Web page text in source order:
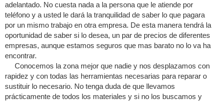
adelantado. No cuesta nada a la persona que le atiende por
teléfono y a usted le dará la tranquilidad de saber lo que pagara
por un mismo trabajo en otra empresa. De esta manera tendrá la
oportunidad de saber si lo desea, un par de precios de diferentes
empresas, aunque estamos seguros que mas barato no lo va ha
encontrar.
Conocemos la zona mejor que nadie y nos desplazamos con
rapidez y con todas las herramientas necesarias para reparar o
sustituir lo necesario. No tenga duda de que llevamos
prácticamente de todos los materiales y si no los buscamos y